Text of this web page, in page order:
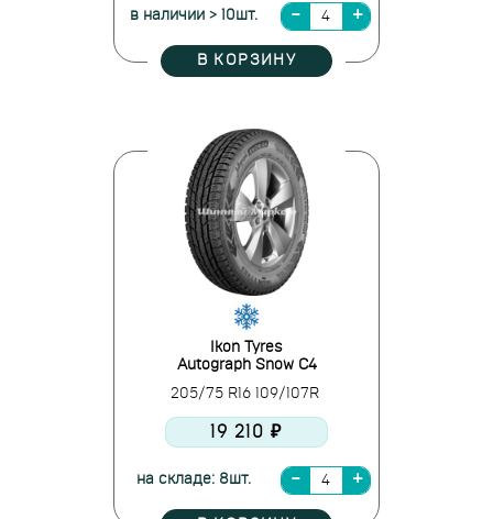
в наличии > 10шт.
В КОРЗИНУ
Ikon Tyres
Autograph Snow C4
205/75 R16 109/107R
19 210 ₽
на складе: 8шт.